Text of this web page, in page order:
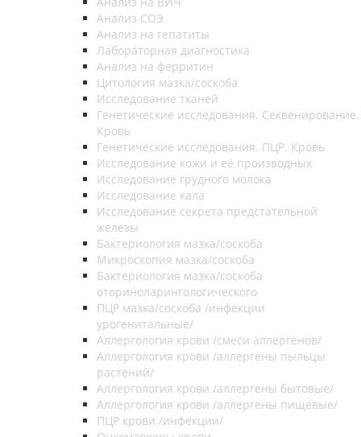
Анализ СОЭ
Анализ на гепатиты
Лабораторная диагностика
Анализ на ферритин
Цитология мазка/соскоба
Исследование тканей
Генетические исследования. Секвенирование.
Кровь
Генетические исследования. ПЦР. Кровь
Исследование кожи и её производных
Исследование грудного молока
Исследование кала
Исследование секрета предстательной
железы
Бактериология мазка/соскоба
Микроскопия мазка/соскоба
Бактериология мазка/соскоба
оториноларингологического
ПЦР мазка/соскоба /инфекции
урогенитальные/
Аллергология крови /смеси аллергенов/
Аллергология крови /аллергены пыльцы
растений/
Аллергология крови /аллергены бытовые/
Аллергология крови /аллергены пищевые/
ПЦР крови /инфекции/